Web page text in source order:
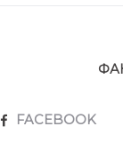
SHARE
FACEBOOK